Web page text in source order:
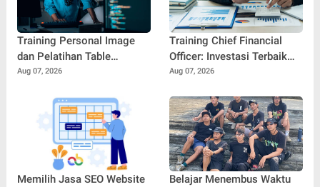
Training Personal Image
dan Pelatihan Table
Manners: Kunci
Profesionalisme dan
Kepercayaan Diri di Dunia
Aug 07, 2026
Training Chief Financial
Officer: Investasi Terbaik
untuk Mencetak Pemimpin
Aug 07, 2026
Memilih Jasa SEO Website
Belajar Menembus Waktu